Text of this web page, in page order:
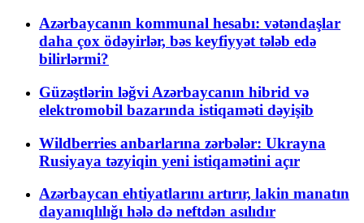
Azərbaycanın kommunal hesabı: vətəndaşlar
daha çox ödəyirlər, bəs keyfiyyət tələb edə
bilirlərmi?
Güzəştlərin ləğvi Azərbaycanın hibrid və
elektromobil bazarında istiqaməti dəyişib
Wildberries anbarlarına zərbələr: Ukrayna
Rusiyaya təzyiqin yeni istiqamətini açır
Azərbaycan ehtiyatlarını artırır, lakin manatın
dayanıqlılığı hələ də neftdən asılıdır